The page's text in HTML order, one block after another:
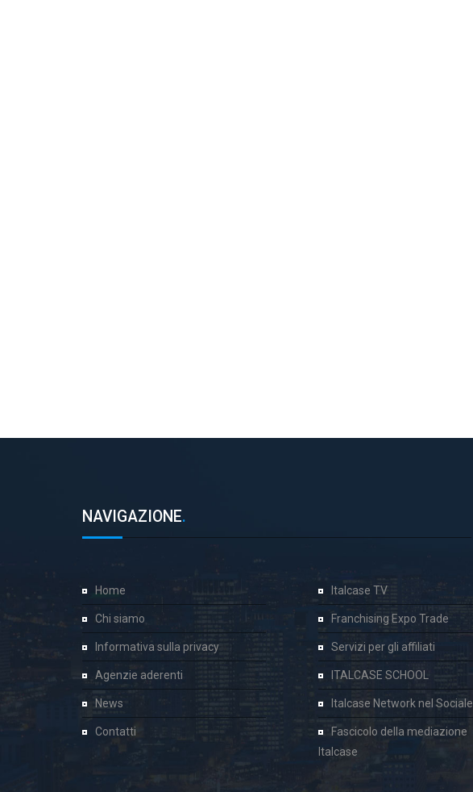
NAVIGAZIONE.
Home
Chi siamo
Informativa sulla privacy
Agenzie aderenti
News
Contatti
Italcase TV
Franchising Expo Trade
Servizi per gli affiliati
ITALCASE SCHOOL
Italcase Network nel Sociale
Fascicolo della mediazione
Italcase